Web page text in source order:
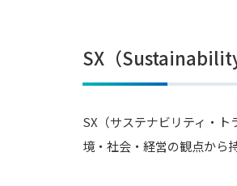
SX（
SX（サステナビリティ・
境・社会・経営の観点から